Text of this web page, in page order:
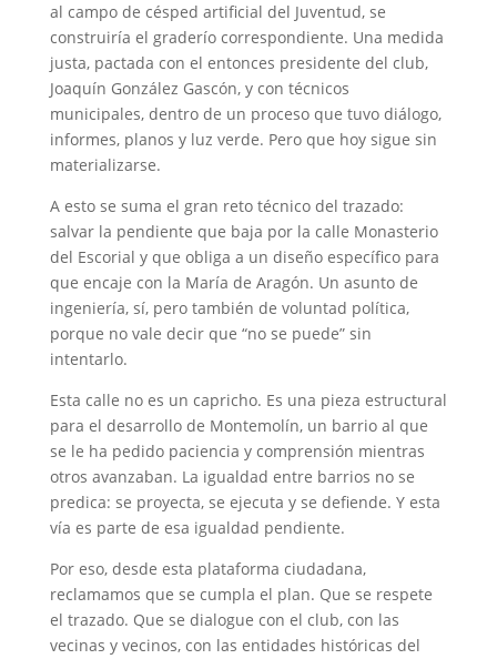
al campo de césped artificial del Juventud, se
construiría el graderío correspondiente. Una medida
justa, pactada con el entonces presidente del club,
Joaquín González Gascón, y con técnicos
municipales, dentro de un proceso que tuvo diálogo,
informes, planos y luz verde. Pero que hoy sigue sin
materializarse.
A esto se suma el gran reto técnico del trazado:
salvar la pendiente que baja por la calle Monasterio
del Escorial y que obliga a un diseño específico para
que encaje con la María de Aragón. Un asunto de
ingeniería, sí, pero también de voluntad política,
porque no vale decir que “no se puede” sin
intentarlo.
Esta calle no es un capricho. Es una pieza estructural
para el desarrollo de Montemolín, un barrio al que
se le ha pedido paciencia y comprensión mientras
otros avanzaban. La igualdad entre barrios no se
predica: se proyecta, se ejecuta y se defiende. Y esta
vía es parte de esa igualdad pendiente.
Por eso, desde esta plataforma ciudadana,
reclamamos que se cumpla el plan. Que se respete
el trazado. Que se dialogue con el club, con las
vecinas y vecinos, con las entidades históricas del